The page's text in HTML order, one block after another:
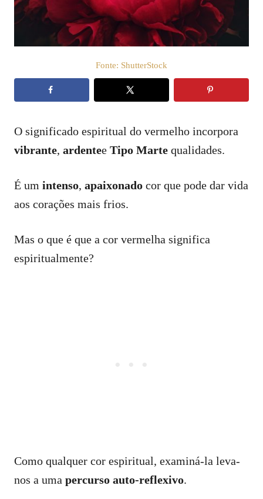
m
Fonte: ShutterStock
O significado espiritual do vermelho incorpora
vibrante, ardentee Tipo Marte qualidades.
É um intenso, apaixonado cor que pode dar vida
aos corações mais frios.
Mas o que é que a cor vermelha significa
espiritualmente?
Como qualquer cor espiritual, examiná-la leva-
nos a uma percurso auto-reflexivo.